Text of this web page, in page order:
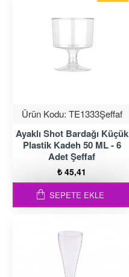
Ürün Kodu: TE1333Şeffaf
Ayaklı Shot Bardağı Küçük
Plastik Kadeh 50 ML - 6
Adet Şeffaf
₺ 45,41
SEPETE EKLE